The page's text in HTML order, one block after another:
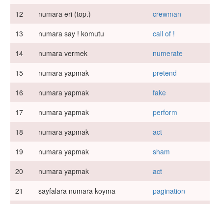
12
numara eri (top.)
crewman
13
numara say ! komutu
call of !
14
numara vermek
numerate
15
numara yapmak
pretend
16
numara yapmak
fake
17
numara yapmak
perform
18
numara yapmak
act
19
numara yapmak
sham
20
numara yapmak
act
21
sayfalara numara koyma pagination